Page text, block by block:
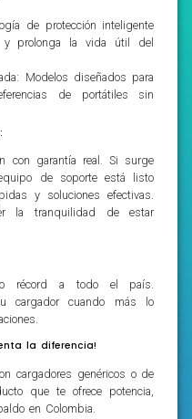
de protección inteligente
y prolonga la vida útil del
Modelos diseñados para
de portátiles sin
con garantía real. Si surge
de soporte está listo
y soluciones efectivas.
la tranquilidad de estar
récord a todo el país.
cargador cuando más lo
la diferencia!
cargadores genéricos o de
que te ofrece potencia,
en Colombia.